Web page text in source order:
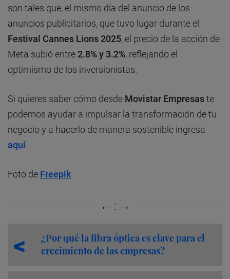
son tales que, el mismo día del anuncio de los
anuncios publicitarios, que tuvo lugar durante el
Festival Cannes Lions 2025, el precio de la acción de
Meta subió entre2.8% y 3.2%, reflejando el
optimismo de los inversionistas.
Si quieres saber cómo desde Movistar Empresaste
podemos ayudar a impulsar la transformación de tu
negocio y a hacerlo de manera sostenible ingresa
aquí
Foto de Freepik
¿Por qué la fibra óptica es clave para el
crecimiento de las empresas?